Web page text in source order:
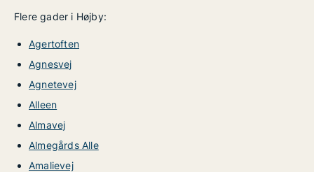
Flere gader i Højby:
Agertoften
Agnesvej
Agnetevej
Alleen
Almavej
Almegårds Alle
Amalievej